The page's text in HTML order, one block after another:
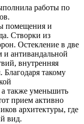
работы по
помещения и
Створки из
Остекление в две
и антивандальной
внутренняя
Благодаря такому
а также уменьшить
прием активно
архитектуры, где
вид.